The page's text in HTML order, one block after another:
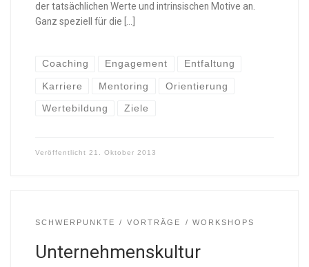
der tatsächlichen Werte und intrinsischen Motive an.
Ganz speziell für die […]
Coaching Engagement Entfaltung
Karriere Mentoring Orientierung
Wertebildung Ziele
Veröffentlicht 21. Oktober 2013
SCHWERPUNKTE VORTRÄGE WORKSHOPS
Unternehmenskultur